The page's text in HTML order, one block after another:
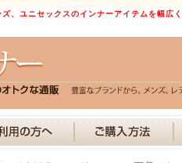
、ユニセックスのインナーアイテムを幅広